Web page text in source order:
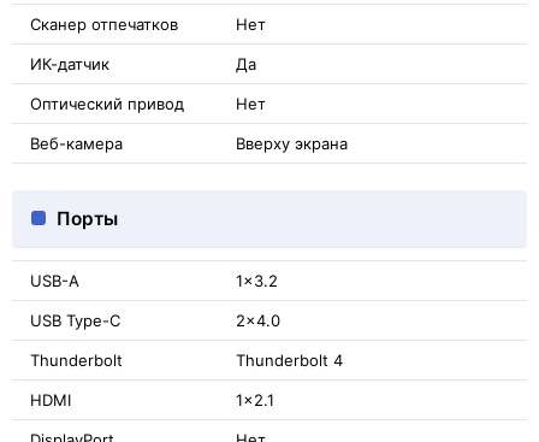
Сканер отпечатков Нет
ИК-датчик Да
Оптический привод Нет
Веб-камера Вверху экрана
Порты
USB-A 1x3.2
USB Type-C 2x4.0
Thunderbolt Thunderbolt 4
HDMI 1x2.1